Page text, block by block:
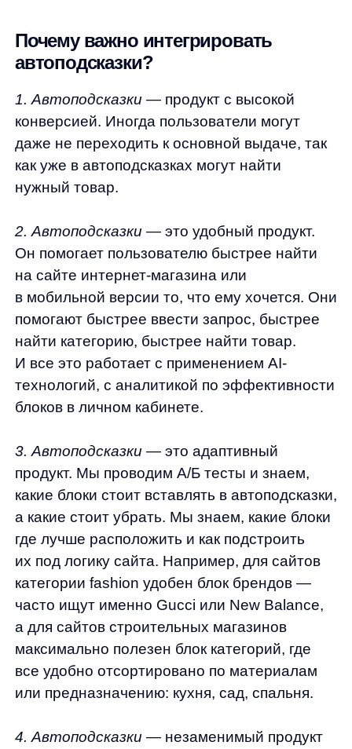
3. Автоподсказки— это адаптивный
какие блоки стоит вставлять в автоподсказки,
а какие стоит убрать. Мы знаем, какие блоки
где лучше расположить и как подстроить
их под логику сайта. Например, для сайтов
категории fashion удобен блок брендов —
часто ищут именно Gucci или New Balance,
максимально полезен блок категорий, где
все удобно отсортировано по материалам
или предназначению: кухня, сад, спальня.
4. Автоподсказки— незаменимый продукт
в мобильных версиях. Пользователи часто
не дописывают запросы на мобильном
устройстве, а в автоподсказках у нас есть
специально обученный модуль, чтобы
делать это за них и повышать удобство
пользования приложением.
Роль автоподсказок
в пользовательском пути
Путь покупателя на сайте начинается
с ввода поискового запроса, и именно
на этом этапе наши автоподсказки начинают
играть ключевую роль. Когда покупатель
заходит на сайт «Эльдорадо» и начинает
вводить поисковой запрос, автоподсказки
сразу вступают в действие. Например, при
видит варианты автоподсказок: «iPhone 15»,
сократить время поиска и повысить